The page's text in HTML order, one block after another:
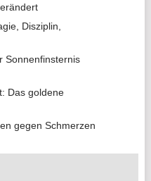
Disziplin,
Sonnenfinsternis
Das goldene
gegen Schmerzen